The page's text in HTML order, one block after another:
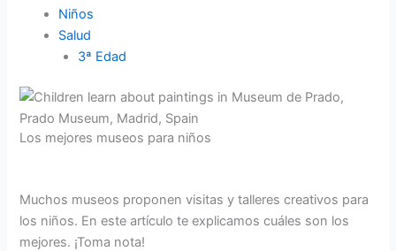
Niños
Salud
3ª Edad
Los mejores museos para niños
Muchos museos proponen visitas y talleres creativos para
los niños. En este artículo te explicamos cuáles son los
mejores. ¡Toma nota!